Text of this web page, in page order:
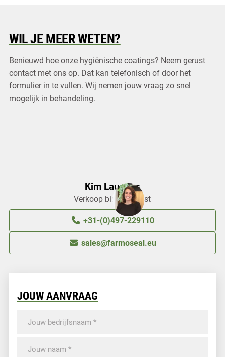
WIL JE MEER WETEN?
Benieuwd hoe onze hygiënische coatings? Neem gerust
contact met ons op. Dat kan telefonisch of door het
formulier in te vullen. Wij nemen jouw vraag zo snel
mogelijk in behandeling.
Kim Lauwers
Verkoop binnendienst
+31-(0)497-229110
sales@farmoseal.eu
JOUW AANVRAAG